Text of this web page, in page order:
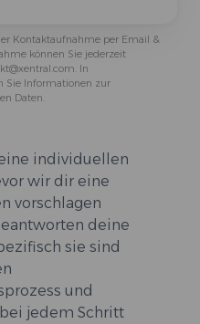
individuellen
wir dir eine
vorschlagen
deine
sie sind
und
jedem Schritt
Kontaktaufnahme per Email &
können Sie jederzeit
In
Sie Informationen zur
Daten.